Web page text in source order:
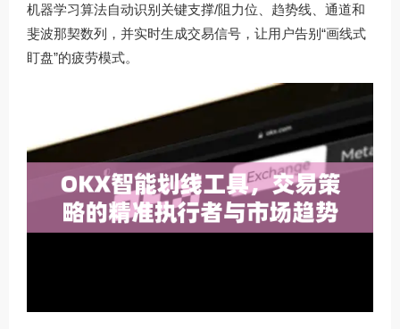
机器学习算法自动识别关键支撑/阻力位、趋势线、通道和
斐波那契数列，并实时生成交易信号，让用户告别“画线式
盯盘”的疲劳模式。